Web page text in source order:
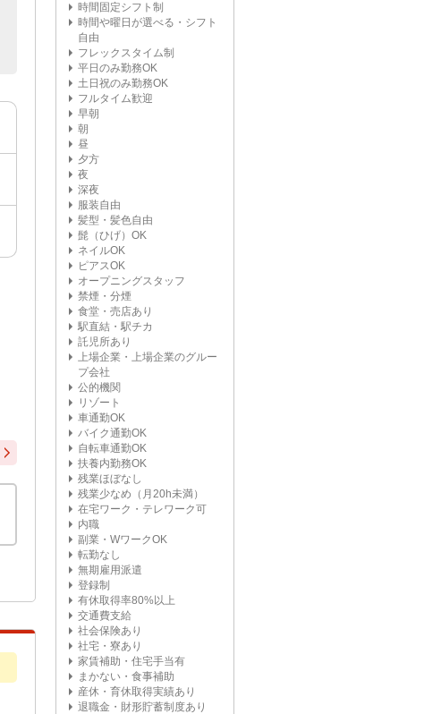
時間固定シフト制
時間や曜日が選べる・シフト
自由
フレックスタイム制
平日のみ勤務OK
土日祝のみ勤務OK
フルタイム歓迎
早朝
朝
昼
夕方
夜
深夜
服装自由
髪型・髪色自由
髭（ひげ）OK
ネイルOK
ピアスOK
オープニングスタッフ
禁煙・分煙
食堂・売店あり
駅直結・駅チカ
託児所あり
上場企業・上場企業のグルー
プ会社
公的機関
リゾート
車通勤OK
バイク通勤OK
自転車通勤OK
扶養内勤務OK
残業ほぼなし
残業少なめ（月20h未満）
在宅ワーク・テレワーク可
内職
副業・WワークOK
転勤なし
無期雇用派遣
登録制
有休取得率80%以上
交通費支給
社会保険あり
社宅・寮あり
家賃補助・住宅手当有
まかない・食事補助
産休・育休取得実績あり
退職金・財形貯蓄制度あり